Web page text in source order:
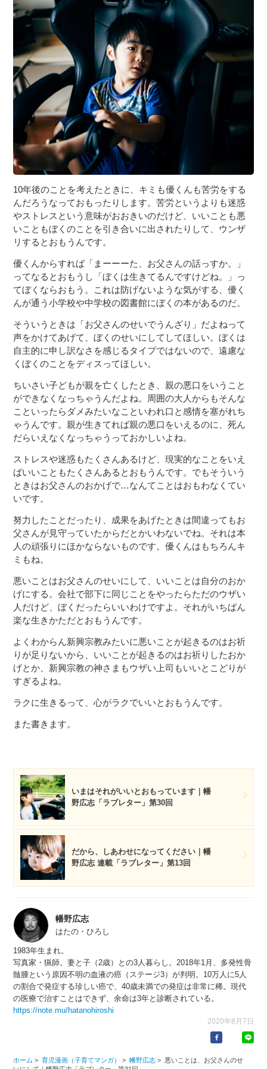
10年後のことを考えたときに、キミも優くんも苦労をする
んだろうなっておもったりします。苦労というよりも迷惑
やストレスという意味がおおきいのだけど、いいことも悪
いこともぼくのことを引き合いに出されたりして、ウンザ
リするとおもうんです。
優くんからすれば「まーーーた、お父さんの話っすか。」
ってなるとおもうし「ぼくは生きてるんですけどね。」っ
てぼくならおもう。これは防げないような気がする、優く
んが通う小学校や中学校の図書館にぼくの本があるのだ。
そういうときは「お父さんのせいでうんざり」だよねって
声をかけてあげて、ぼくのせいにしてしてほしい。ぼくは
自主的に申し訳なさを感じるタイプではないので、遠慮な
くぼくのことをディスってほしい。
ちいさい子どもが親を亡くしたとき、親の悪口をいうこと
ができなくなっちゃうんだよね。周囲の大人からもそんな
こといったらダメみたいなこといわれ口と感情を塞がれち
ゃうんです。親が生きてれば親の悪口をいえるのに、死ん
だらいえなくなっちゃうっておかしいよね。
ストレスや迷惑もたくさんあるけど、現実的なことをいえ
ばいいこともたくさんあるとおもうんです。でもそういう
ときはお父さんのおかげで…なんてことはおもわなくてい
いです。
努力したことだったり、成果をあげたときは間違ってもお
父さんが見守っていたからだとかいわないでね。それは本
人の頑張りにほかならないものです。優くんはもちろんキ
ミもね。
悪いことはお父さんのせいにして、いいことは自分のおか
げにする。会社で部下に同じことをやったらただのウザい
人だけど、ぼくだったらいいわけですよ。それがいちばん
楽な生きかただとおもうんです。
よくわからん新興宗教みたいに悪いことが起きるのはお祈
りが足りないから、いいことが起きるのはお祈りしたおか
げとか、新興宗教の神さまもウザい上司もいいとこどりが
すぎるよね。
ラクに生きるって、心がラクでいいとおもうんです。
また書きます。
いまはそれがいいとおもっています｜幡
野広志「ラブレター」第30回
だから、しあわせになってください｜幡
野広志 連載「ラブレター」第13回
幡野広志
はたの・ひろし
1983年生まれ。
写真家・猟師。妻と子（2歳）との3人暮らし。2018年1月、多発性骨
髄腫という原因不明の血液の癌（ステージ3）が判明。10万人に5人
の割合で発症する珍しい癌で、40歳未満での発症は非常に稀。現代
の医療で治すことはできず、余命は3年と診断されている。
https://note.mu/hatanohiroshi
2020年8月7日
ホーム > 育児漫画（子育てマンガ） > 幡野広志 > 悪いことは、お父さんのせ